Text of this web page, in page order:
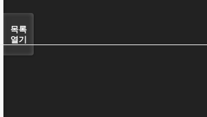
목록
열기